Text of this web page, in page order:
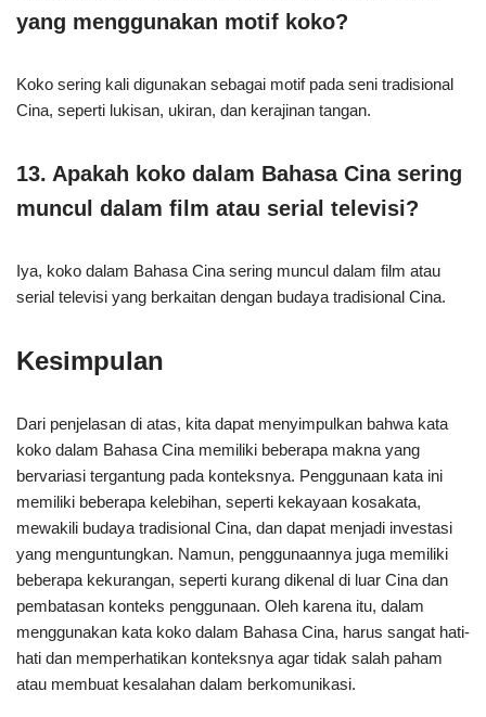
yang menggunakan motif koko?
Koko sering kali digunakan sebagai motif pada seni tradisional
Cina, seperti lukisan, ukiran, dan kerajinan tangan.
13. Apakah koko dalam Bahasa Cina sering
muncul dalam film atau serial televisi?
Iya, koko dalam Bahasa Cina sering muncul dalam film atau
serial televisi yang berkaitan dengan budaya tradisional Cina.
Kesimpulan
Dari penjelasan di atas, kita dapat menyimpulkan bahwa kata
koko dalam Bahasa Cina memiliki beberapa makna yang
bervariasi tergantung pada konteksnya. Penggunaan kata ini
memiliki beberapa kelebihan, seperti kekayaan kosakata,
mewakili budaya tradisional Cina, dan dapat menjadi investasi
yang menguntungkan. Namun, penggunaannya juga memiliki
beberapa kekurangan, seperti kurang dikenal di luar Cina dan
pembatasan konteks penggunaan. Oleh karena itu, dalam
menggunakan kata koko dalam Bahasa Cina, harus sangat hati-
hati dan memperhatikan konteksnya agar tidak salah paham
atau membuat kesalahan dalam berkomunikasi.